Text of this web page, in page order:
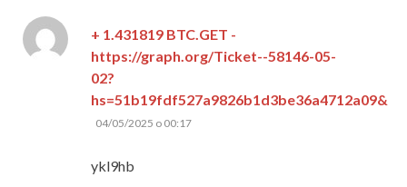
+ 1.431819 BTC.GET -
https://graph.org/Ticket--58146-05-
02?
hs=51b19fdf527a9826b1d3be36a4712a09&
pisze:
04/05/2025 o 00:17
ykl9hb